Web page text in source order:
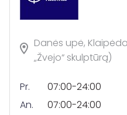
Danės upė,
„Žvejo“ skulptūrą)
Pr.
07:00-24:00
An.
07:00-24:00